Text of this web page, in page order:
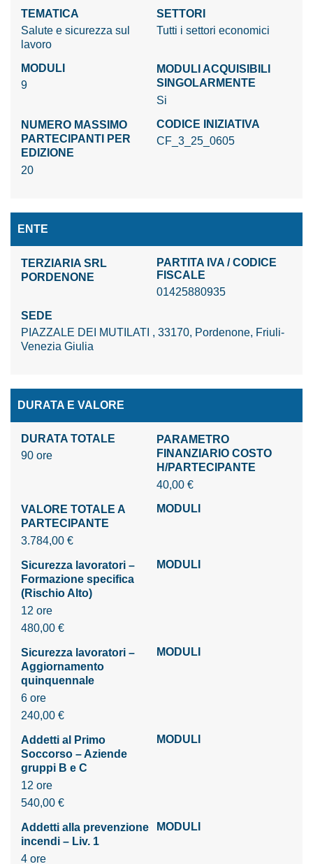
TEMATICA
Salute e sicurezza sul
lavoro
SETTORI
Tutti i settori economici
MODULI
9
MODULI ACQUISIBILI
SINGOLARMENTE
Si
NUMERO MASSIMO
PARTECIPANTI PER
EDIZIONE
20
CODICE INIZIATIVA
CF_3_25_0605
ENTE
TERZIARIA SRL
PORDENONE
PARTITA IVA / CODICE
FISCALE
01425880935
SEDE
PIAZZALE DEI MUTILATI , 33170, Pordenone, Friuli-
Venezia Giulia
DURATA E VALORE
DURATA TOTALE
90 ore
PARAMETRO
FINANZIARIO COSTO
H/PARTECIPANTE
40,00 €
VALORE TOTALE A
PARTECIPANTE
3.784,00 €
MODULI
Sicurezza lavoratori –
Formazione specifica
(Rischio Alto)
12 ore
480,00 €
MODULI
Sicurezza lavoratori –
Aggiornamento
quinquennale
6 ore
240,00 €
MODULI
Addetti al Primo
Soccorso – Aziende
gruppi B e C
12 ore
540,00 €
MODULI
Addetti alla prevenzione
incendi – Liv. 1
4 ore
MODULI